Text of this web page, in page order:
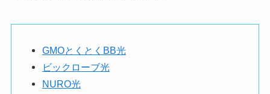
GMOとくとくBB光
ビックローブ光
NURO光